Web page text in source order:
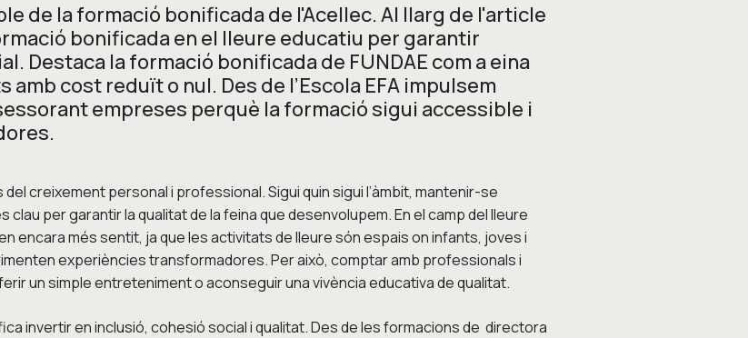
de la formació bonificada de l'Acellec. Al llarg de l'article
bonificada en el lleure educatiu per garantir
Destaca la formació bonificada de FUNDAE com a eina
cost reduït o nul. Des de l’Escola EFA impulsem
empreses perquè la formació sigui accessible i
creixement personal i professional. Sigui quin sigui l’àmbit, mantenir-se
per garantir la qualitat de la feina que desenvolupem. En el camp del lleure
encara més sentit, ja que les activitats de lleure són espais on infants, joves i
experiències transformadores. Per això, comptar amb professionals i
un simple entreteniment o aconseguir una vivència educativa de qualitat.
invertir en inclusió, cohesió social i qualitat. Des de les formacions de directora